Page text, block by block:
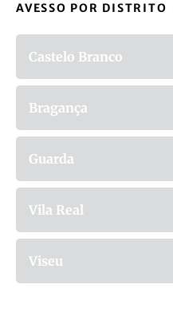
AVESSO POR DISTRITO
Castelo Branco
Bragança
Guarda
Vila Real
Viseu